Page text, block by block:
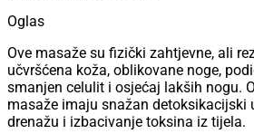
Oglas
Ove masaže su fizički zahtjevne, ali
učvršćena koža, oblikovane noge,
smanjen celulit i osjećaj lakših nogu.
masaže imaju snažan detoksikacijski
drenažu i izbacivanje toksina iz tijela.